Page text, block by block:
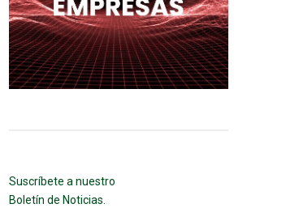
Suscríbete a nuestro
Boletín de Noticias.